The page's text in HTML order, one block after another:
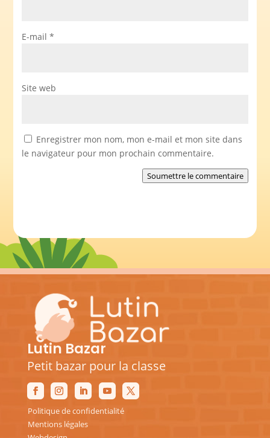
E-mail *
Site web
Enregistrer mon nom, mon e-mail et mon site dans
le navigateur pour mon prochain commentaire.
Soumettre le commentaire
Lutin Bazar
Petit bazar pour la classe
Politique de confidentialité
Mentions légales